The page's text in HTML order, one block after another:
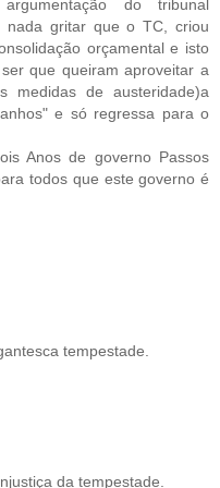
do tribunal
nada gritar que o TC, criou
orçamental e isto
que queiram aproveitar a
medidas de austeridade)a
e só regressa para o
Anos de governo Passos
todos que este governo é
tempestade.
da tempestade.